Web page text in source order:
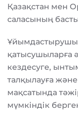
Қазақстан мен
саласының
қатысушыларға
кездесуге,
талқылауға және
мақсатында
мүмкіндік